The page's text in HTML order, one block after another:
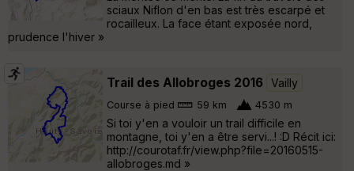
sciaux Niflon d'en bas est très escarpé et
rocailleux. La face étant exposée nord,
prudence l'hiver »
Trail des Allobroges 2016 Vailly
Course à pied 59 km 4530 m
Si toi y'en a vouloir un trail difficile en
montagne, toi y'en a être servi...! :D Récit ici:
http://courotaf.fr/view.php?file=20160515-
allobroges.md »